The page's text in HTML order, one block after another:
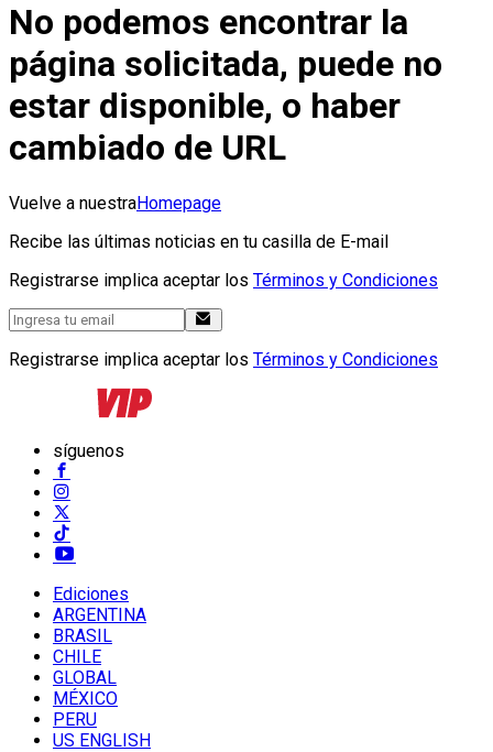
No podemos encontrar la
página solicitada, puede no
estar disponible, o haber
cambiado de URL
Vuelve a nuestraHomepage
Recibe las últimas noticias en tu casilla de E-mail
Registrarse implica aceptar los Términos y Condiciones
Registrarse implica aceptar los Términos y Condiciones
síguenos
Ediciones
ARGENTINA
BRASIL
CHILE
GLOBAL
MÉXICO
PERU
US ENGLISH